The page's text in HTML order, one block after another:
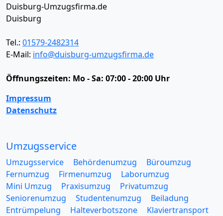
Duisburg-Umzugsfirma.de
Duisburg
Tel.: 01579-2482314
E-Mail: info@duisburg-umzugsfirma.de
Öffnungszeiten: Mo - Sa: 07:00 - 20:00 Uhr
Impressum
Datenschutz
Umzugsservice
Umzugsservice Behördenumzug
Büroumzug
Fernumzug
Firmenumzug
Laborumzug
Mini Umzug
Praxisumzug
Privatumzug
Seniorenumzug
Studentenumzug
Beiladung
Entrümpelung
Halteverbotszone
Klaviertransport